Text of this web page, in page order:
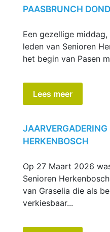
PAASBRUNCH
Een gezellige
leden van Senioren
het begin van Pasen
Lees meer
JAARVERGADERING
HERKENBOSCH
Op 27 Maart 2026
Senioren
van Graselia die als
verkiesbaar...